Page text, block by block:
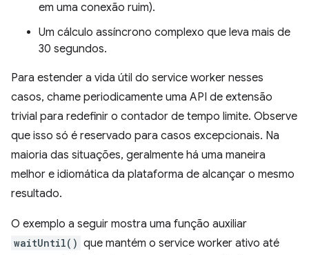
em uma conexão ruim).
Um cálculo assíncrono complexo que leva mais de
30 segundos.
Para estender a vida útil do service worker nesses
casos, chame periodicamente uma API de extensão
trivial para redefinir o contador de tempo limite. Observe
que isso só é reservado para casos excepcionais. Na
maioria das situações, geralmente há uma maneira
melhor e idiomática da plataforma de alcançar o mesmo
resultado.
O exemplo a seguir mostra uma função auxiliar
waitUntil() que mantém o service worker ativo até